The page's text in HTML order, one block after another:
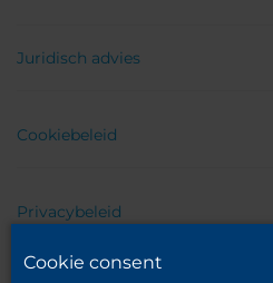
Juridisch advies
Cookiebeleid
Privacybeleid
Cookie consent